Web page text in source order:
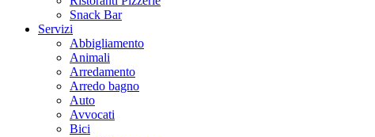
Snack Bar
Servizi
Abbigliamento
Animali
Arredamento
Arredo bagno
Auto
Avvocati
Bici